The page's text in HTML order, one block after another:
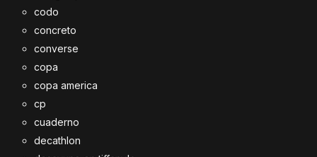
codo
concreto
converse
copa
copa america
cp
cuaderno
decathlon